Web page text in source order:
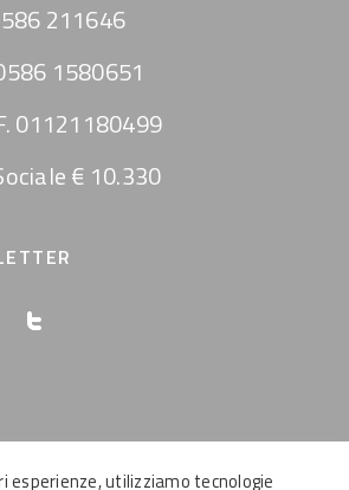
211646
1580651
01121180499
€ 10.330
presente sito sono di proprietà
tutti i diritti riservati.
esperienze, utilizziamo tecnologie